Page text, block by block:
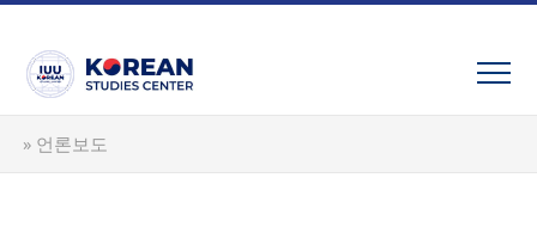
Skip
content
» 언론보도